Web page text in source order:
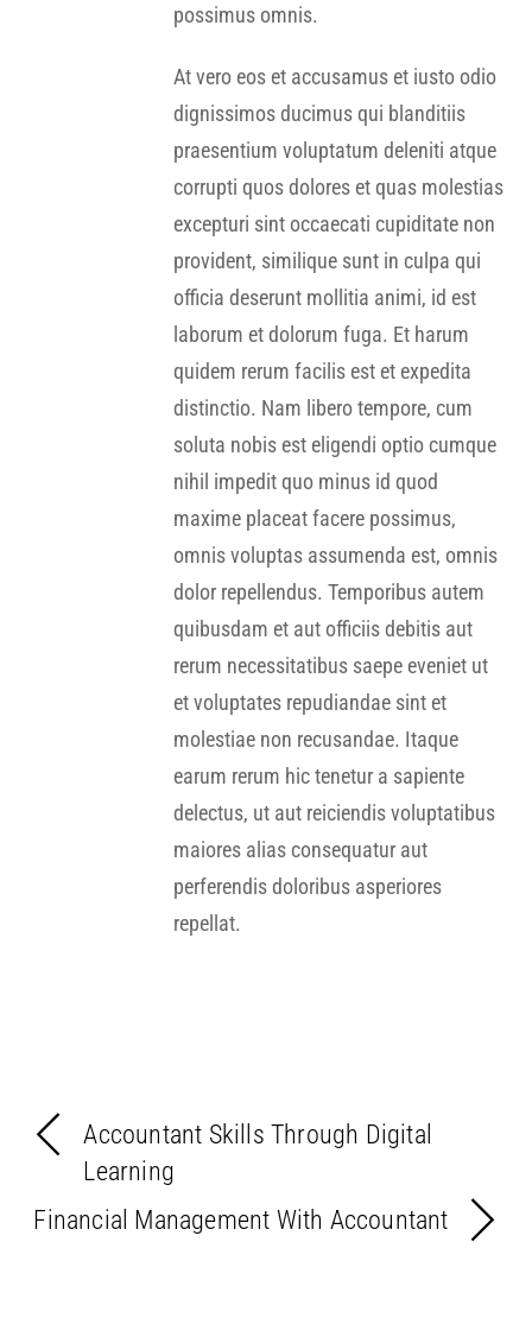
possimus omnis.
At vero eos et accusamus et iusto odio
dignissimos ducimus qui blanditiis
praesentium voluptatum deleniti atque
corrupti quos dolores et quas molestias
excepturi sint occaecati cupiditate non
provident, similique sunt in culpa qui
officia deserunt mollitia animi, id est
laborum et dolorum fuga. Et harum
quidem rerum facilis est et expedita
distinctio. Nam libero tempore, cum
soluta nobis est eligendi optio cumque
nihil impedit quo minus id quod
maxime placeat facere possimus,
omnis voluptas assumenda est, omnis
dolor repellendus. Temporibus autem
quibusdam et aut officiis debitis aut
rerum necessitatibus saepe eveniet ut
et voluptates repudiandae sint et
molestiae non recusandae. Itaque
earum rerum hic tenetur a sapiente
delectus, ut aut reiciendis voluptatibus
maiores alias consequatur aut
perferendis doloribus asperiores
repellat.
Accountant Skills Through Digital
Learning
Financial Management With Accountant